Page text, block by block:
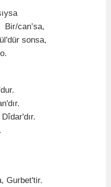
can’sa,
sonsa,
Gurbet'tir.